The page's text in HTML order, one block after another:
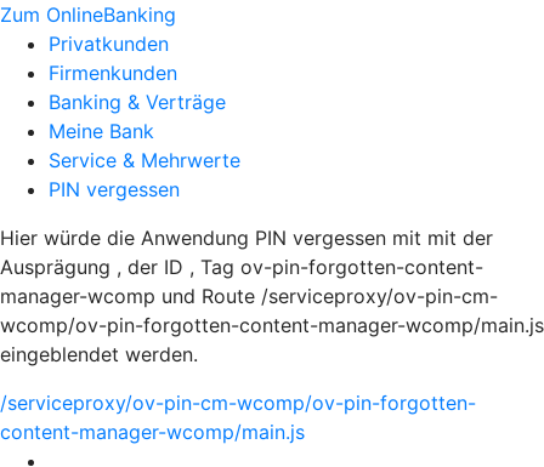
Zum OnlineBanking
Privatkunden
Firmenkunden
Banking & Verträge
Meine Bank
Service & Mehrwerte
PIN vergessen
Hier würde die Anwendung PIN vergessen mit mit der
Ausprägung , der ID , Tag ov-pin-forgotten-content-
manager-wcomp und Route /serviceproxy/ov-pin-cm-
wcomp/ov-pin-forgotten-content-manager-wcomp/main.js
eingeblendet werden.
/serviceproxy/ov-pin-cm-wcomp/ov-pin-forgotten-
content-manager-wcomp/main.js